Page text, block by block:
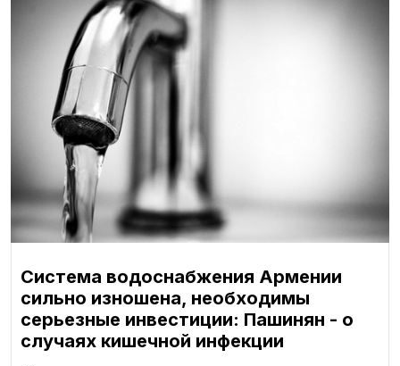
Система водоснабжения Армении
сильно изношена, необходимы
серьезные инвестиции: Пашинян - о
случаях кишечной инфекции